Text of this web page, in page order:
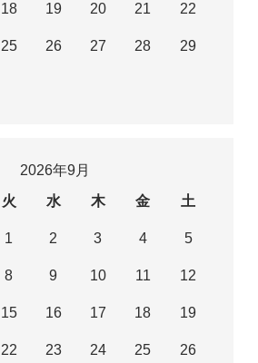
18 19 20 21 22
25 26 27 28 29
2026年9月
火 水 木 金 土
1 2 3 4 5
8 9 10 11 12
15 16 17 18 19
22 23 24 25 26